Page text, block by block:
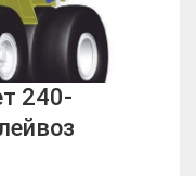
240-